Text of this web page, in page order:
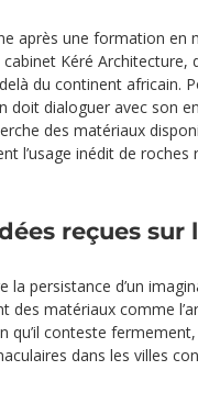
après une formation en
cabinet Kéré Architecture,
du continent africain.
doit dialoguer avec son
des matériaux
l’usage inédit de roches
reçues sur
la persistance d’un
des matériaux comme
qu’il conteste
dans les villes